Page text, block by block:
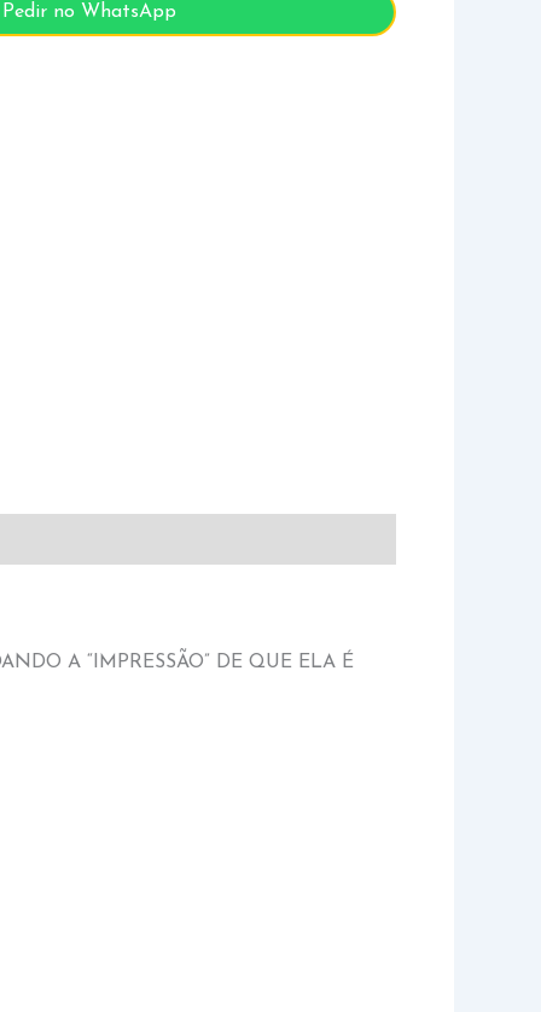
Pedir no WhatsApp
A “IMPRESSÃO” DE QUE ELA É